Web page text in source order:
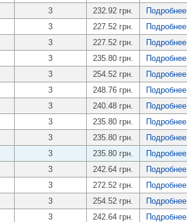
3 232.92 грн.
Подробнее
3 227.52 грн.
Подробнее
3 227.52 грн.
Подробнее
3 235.80 грн.
Подробнее
3 254.52 грн.
Подробнее
3 248.76 грн.
Подробнее
3 240.48 грн.
Подробнее
3 235.80 грн.
Подробнее
3 235.80 грн.
Подробнее
3 235.80 грн.
Подробнее
3 242.64 грн.
Подробнее
3 272.52 грн.
Подробнее
3 254.52 грн.
Подробнее
3 242.64 грн.
Подробнее